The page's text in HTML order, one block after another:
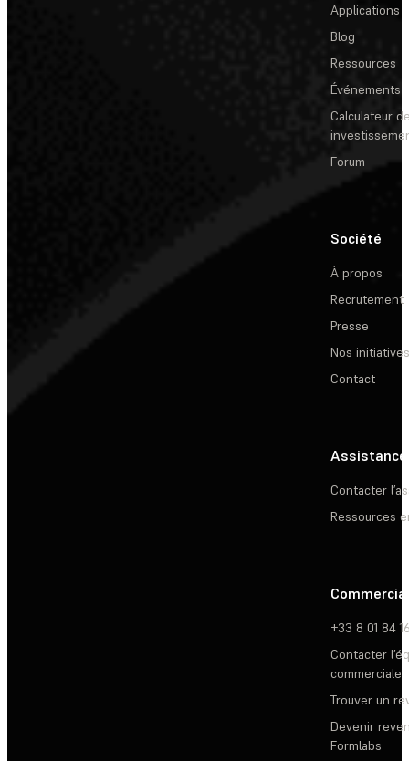
Applications
Blog
Ressources
Événements
Calculateur
Forum
Société
À propos
Recrutement
Presse
Nos initiatives
Contact
Assistance
Contacter
Ressources
Commercial
+33 8 01 84
Contacter
commerciale
Trouver un
Devenir
Formlabs